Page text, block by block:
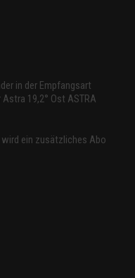
in der Empfangsart
19,2° Ost ASTRA
wird ein zusätzliches Abo